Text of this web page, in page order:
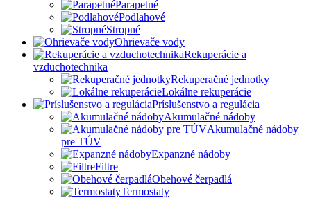
Parapetné
Podlahové
Stropné
Ohrievače vody
Rekuperácie a
vzduchotechnika
Rekuperačné jednotky
Lokálne rekuperácie
Príslušenstvo a regulácia
Akumulačné nádoby
Akumulačné nádoby
pre TÚV
Expanzné nádoby
Filtre
Obehové čerpadlá
Termostaty